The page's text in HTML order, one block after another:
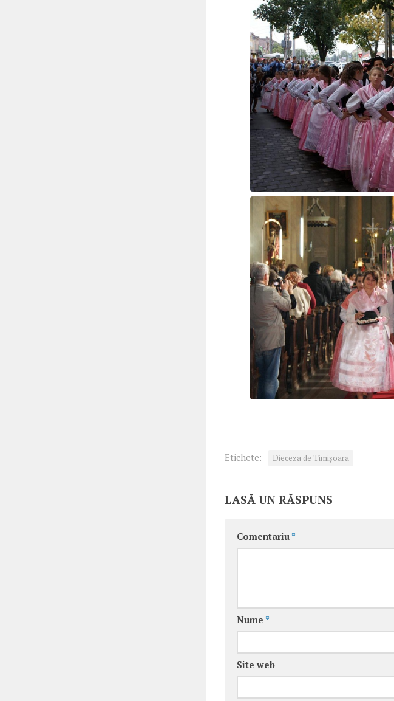
Etichete: Dieceza de Timișoara
LASĂ UN RĂSPUNS
Comentariu *
Nume *
Site web